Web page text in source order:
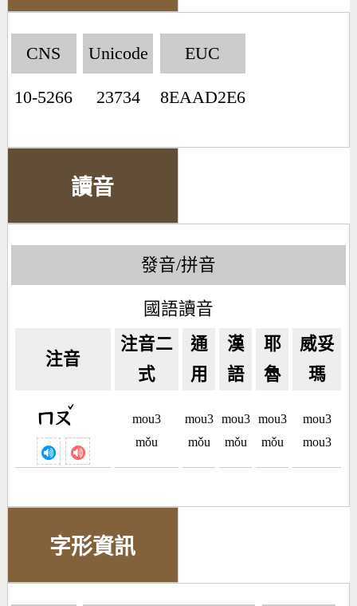
CNS
10-5266
Unicode
23734
EUC
8EAAD2E6
讀音
發音/拼音
國語讀音
注音
注音二
式
通
用
漢
語
耶
魯
威妥
瑪
ㄇㄡ
ˇ
mou3
mǒu
mou3
mǒu
mou3
mǒu
mou3
mǒu
mou3
mou3
字形資訊